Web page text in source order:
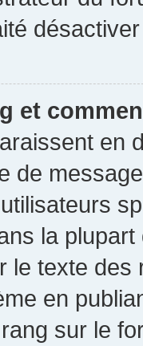
et
en
de
la
le texte
en
sur le